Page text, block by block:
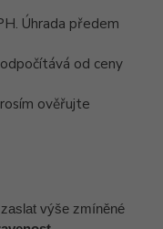
Úhrada předem
od ceny
ověřujte
výše zmíněné